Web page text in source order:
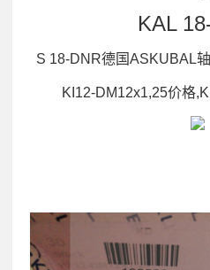
KAL
S 18-DNR德国ASKUBAL
KI12-DM12x1,25价格